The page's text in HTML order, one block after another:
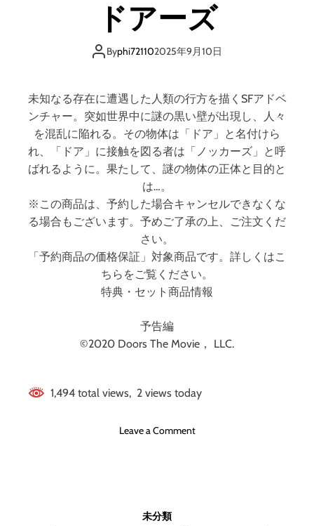
ト
と
思
な
井
戸
ドアーズ
Byphi721102025年9月10日
未知なる存在に遭遇した人類の行方を描くSFアドベ
ンチャー。突如世界中に謎の黒い壁が出現し、人々
を混乱に陥れる。その物体は「ドア」と名付けら
れ、「ドア」に接触を図る者は「ノッカーズ」と呼
ばれるように。果たして、謎の物体の正体と目的と
は…。
※この商品は、予約した場合キャンセルできなくな
る場合もございます。予めご了承の上、ご注文くだ
さい。
「予約商品の価格保証」対象商品です。詳しくはこ
ちらをご覧ください。
特典・セット商品情報
予告編
©2020 Doors The Movie， LLC.
1,494 total views, 2 views today
Leave a Commento
未分類